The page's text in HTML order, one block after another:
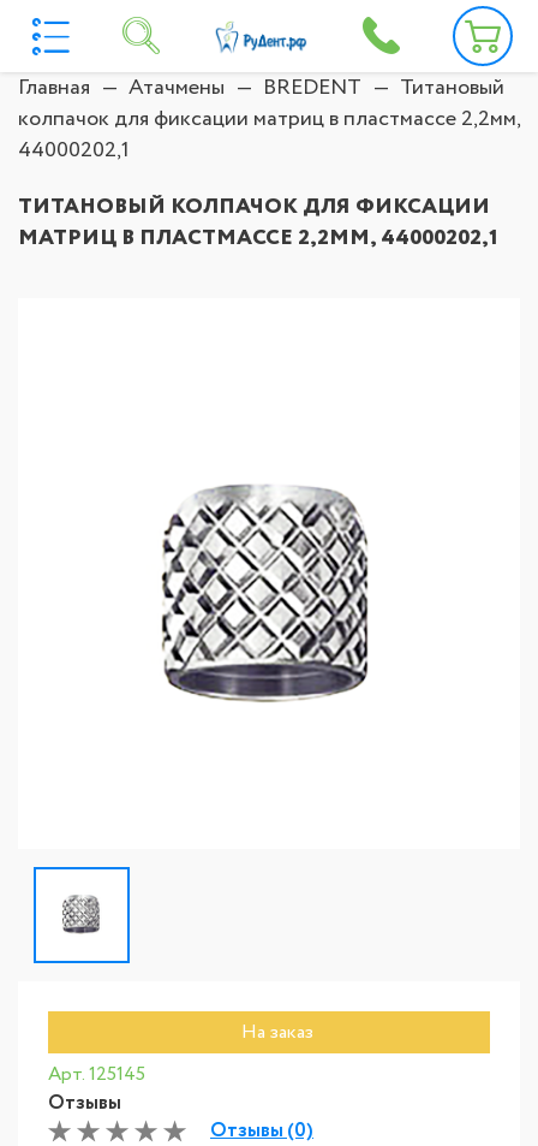
Главная Атачмены BREDENT
Титановый
колпачок для фиксации матриц в пластмассе 2,2мм,
44000202,1
ТИТАНОВЫЙ КОЛПАЧОК ДЛЯ ФИКСАЦИИ
МАТРИЦ В ПЛАСТМАССЕ 2,2ММ, 44000202,1
На заказ
Арт. 125145
Отзывы
Отзывы (0)